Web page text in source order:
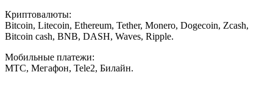
Криптовалюты:
Bitcoin, Litecoin, Ethereum, Tether, Monero, Dogecoin, Zcash,
Bitcoin cash, BNB, DASH, Waves, Ripple.
Мобильные платежи:
МТС, Мегафон, Tele2, Билайн.